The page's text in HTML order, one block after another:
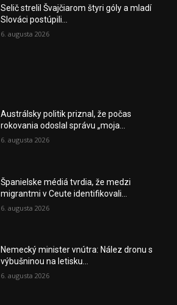
Selič strelil Švajčiarom štyri góly a mladí
Slováci postúpili...
6. augusta 2026
Austrálsky politik priznal, že počas
rokovania odoslal správu „moja...
6. augusta 2026
Španielske médiá tvrdia, že medzi
migrantmi v Ceute identifikovali...
6. augusta 2026
Nemecký minister vnútra: Nález dronu s
výbušninou na letisku...
6. augusta 2026